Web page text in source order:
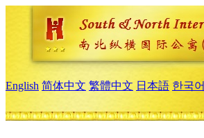
English 简体中文 繁體中文 日本語 한국어